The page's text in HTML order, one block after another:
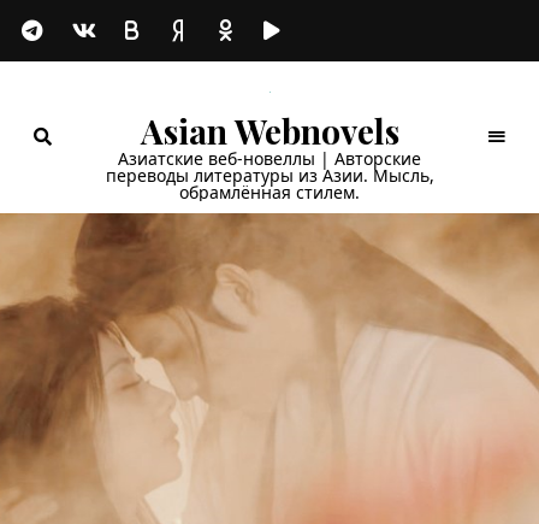
Asian Webnovels
Азиатские веб-новеллы | Авторские
переводы литературы из Азии. Мысль,
обрамлённая стилем.